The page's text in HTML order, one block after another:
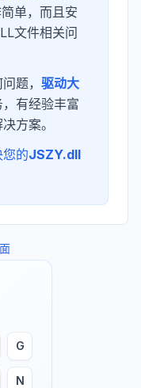
单，而且安
文件相关问
题， 驱动大
有经验丰富
方案。
您的JSZY.dll
G
N